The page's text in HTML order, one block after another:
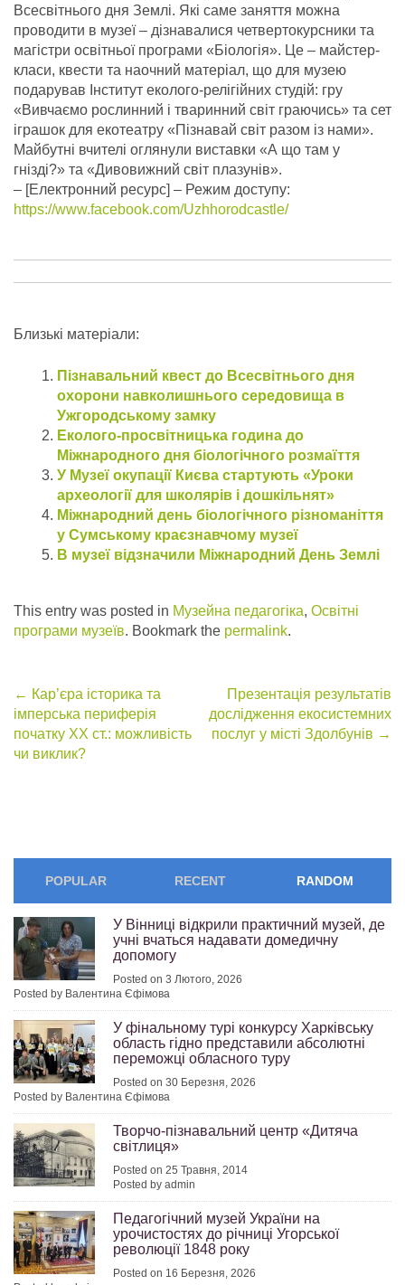
Всесвітнього дня Землі. Які саме заняття можна
проводити в музеї – дізнавалися четвертокурсники та
магістри освітньої програми «Біологія». Це – майстер-
класи, квести та наочний матеріал, що для музею
подарував Інститут еколого-релігійних студій: гру
«Вивчаємо рослинний і тваринний світ граючись» та сет
іграшок для екотеатру «Пізнавай світ разом із нами».
Майбутні вчителі оглянули виставки «А що там у
гнізді?» та «Дивовижний світ плазунів».
– [Електронний ресурс] – Режим доступу:
https://www.facebook.com/Uzhhorodcastle/
Близькі матеріали:
Пізнавальний квест до Всесвітнього дня
охорони навколишнього середовища в
Ужгородському замку
Еколого-просвітницька година до
Міжнародного дня біологічного розмаїття
У Музеї окупації Києва стартують «Уроки
археології для школярів і дошкільнят»
Міжнародний день біологічного різноманіття
у Сумському краєзнавчому музеї
В музеї відзначили Міжнародний День Землі
This entry was posted in Музейна педагогіка, Освітні
програми музеїв. Bookmark the permalink.
Post
navigation
← Кар’єра історика та
імперська периферія
початку ХХ ст.: можливість
чи виклик?
Презентація результатів
дослідження екосистемних
послуг у місті Здолбунів →
POPULAR RECENT RANDOM
У Вінниці відкрили практичний музей, де
учні вчаться надавати домедичну
допомогу
Posted on 3 Лютого, 2026
Posted by Валентина Єфімова
У фінальному турі конкурсу Харківську
область гідно представили абсолютні
переможці обласного туру
Posted on 30 Березня, 2026
Posted by Валентина Єфімова
Творчо-пізнавальний центр «Дитяча
світлиця»
Posted on 25 Травня, 2014
Posted by admin
Педагогічний музей України на
урочистостях до річниці Угорської
революції 1848 року
Posted on 16 Березня, 2026